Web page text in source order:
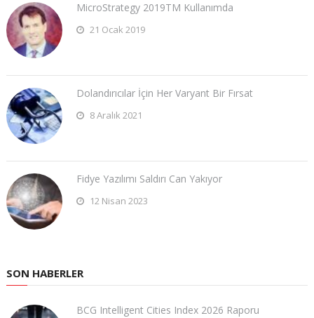
MicroStrategy 2019TM Kullanımda
21 Ocak 2019
Dolandırıcılar İçin Her Varyant Bir Fırsat
8 Aralık 2021
Fidye Yazılımı Saldırı Can Yakıyor
12 Nisan 2023
SON HABERLER
BCG Intelligent Cities Index 2026 Raporu